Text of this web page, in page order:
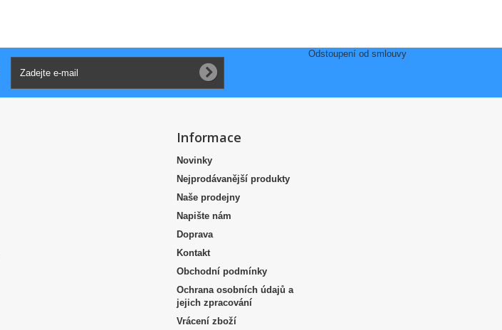
Informace
Novinky
Nejprodávanější produkty
Naše prodejny
Napište nám
Doprava
Kontakt
Obchodní podmínky
Ochrana osobních údajů a
jejich zpracování
Vrácení zboží
Odstoupení od smlouvy